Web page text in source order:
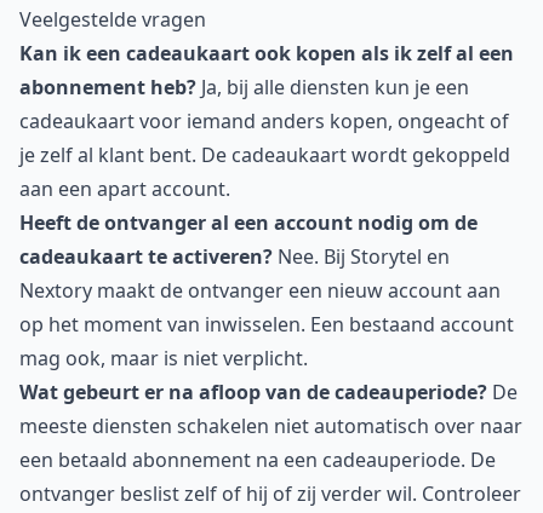
Veelgestelde vragen
Kan ik een cadeaukaart ook kopen als ik zelf al een
abonnement heb? Ja, bij alle diensten kun je een
cadeaukaart voor iemand anders kopen, ongeacht of
je zelf al klant bent. De cadeaukaart wordt gekoppeld
aan een apart account.
Heeft de ontvanger al een account nodig om de
cadeaukaart te activeren? Nee. Bij Storytel en
Nextory maakt de ontvanger een nieuw account aan
op het moment van inwisselen. Een bestaand account
mag ook, maar is niet verplicht.
Wat gebeurt er na afloop van de cadeauperiode? De
meeste diensten schakelen niet automatisch over naar
een betaald abonnement na een cadeauperiode. De
ontvanger beslist zelf of hij of zij verder wil. Controleer